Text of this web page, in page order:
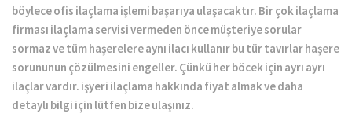
böylece ofis ilaçlama işlemi başarıya ulaşacaktır. Bir çok ilaçlama
firması ilaçlama servisi vermeden önce müşteriye sorular
sormaz ve tüm haşerelere aynı ilacı kullanır bu tür tavırlar haşere
sorununun çözülmesini engeller. Çünkü her böcek için ayrı ayrı
ilaçlar vardır. işyeri ilaçlama hakkında fiyat almak ve daha
detaylı bilgi için lütfen bize ulaşınız.